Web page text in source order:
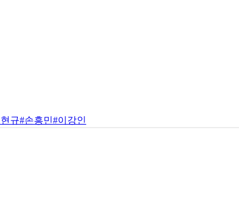
규#손흥민#이강인